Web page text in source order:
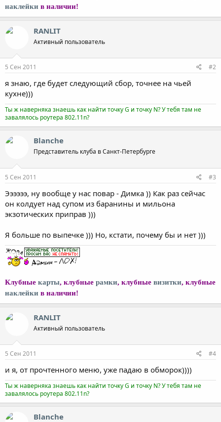
наклейки в наличии!
RANLIT
Активный пользователь
5 Сен 2011 #2
я знаю, где будет следующий сбор, точнее на чьей
кухне)))
Ты ж наверняка знаешь как найти точку G и точку N? У тебя там не
завалялось роутера 802.11n?
Blanche
Представитель клуба в Санкт-Петербурге
5 Сен 2011 #3
Ээээээ, ну вообще у нас повар - Димка )) Как раз сейчас
он колдует над супом из баранины и мильона
экзотических приправ )))
Я больше по выпечке ))) Но, кстати, почему бы и нет )))
Клубные карты, клубные рамки, клубные визитки, клубные
наклейки в наличии!
RANLIT
Активный пользователь
5 Сен 2011 #4
и я, от прочтенного меню, уже падаю в обморок))))
Ты ж наверняка знаешь как найти точку G и точку N? У тебя там не
завалялось роутера 802.11n?
Blanche